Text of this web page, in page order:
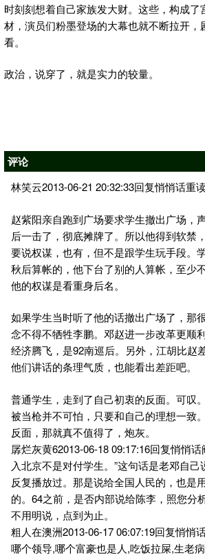
时刻刻想着自己家族发大财。这些，构成了
材，演员们粉墨登场的大幕也就不断拉开，
看。
政治，说穿了，就是实力的较量。
评论
林笑云2013-06-21 20:32:33回复悄悄话重
赵紫阳亲自跑到广场要求学生撤出广场，
后一击了，彻底摊牌了。所以他得到软禁
要说权谋，也有，但不是跟学生玩手段。
秋后算帐的，他下台了别的人算帐，至少
他的权谋是看重身后名。
如果学生当时听了他的话撤出广场了，那
念不得不牺牲李鹏。邓赵进一步改革更顺
经济腾飞，是92南巡后。另外，江胡比赵
他们讲话的条理气质，也能看出差距吧。
普通学生，走到了自己初衷的反面。可叹。
被当枪并不可怕，只要和自己的理想一致
反面，那就真不值得了，炮灰。
孱烂灰黄62013-06-18 09:17:16回复悄悄
入北京不是对付学生。”这句话是老邓自己
反复播放过。那是说给全国人民的，也是
的。64之前，是否内部说给陈李，照您分
不用明说，点到为止。
粗人在澳洲2013-06-17 06:07:19回复悄悄
哪个领导,哪个富豪也是人,吃饭拉屎,生老